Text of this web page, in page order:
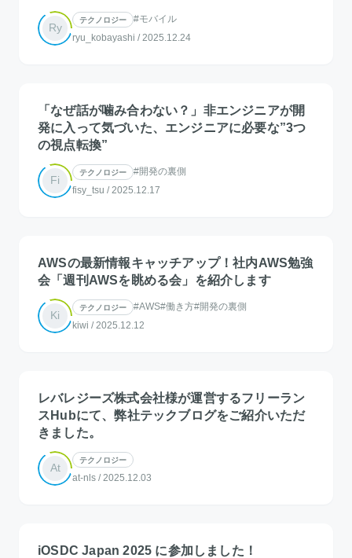
Ry
テクノロジー
#モバイル
ryu_kobayashi / 2025.12.24
「なぜ話が噛み合わない？」非エンジニアが開
発に入って気づいた、エンジニアに必要な”3つ
の視点転換”
Fi
テクノロジー
#開発の裏側
fisy_tsu / 2025.12.17
AWSの最新情報キャッチアップ！社内AWS勉強
会「週刊AWSを眺める会」を紹介します
Ki
テクノロジー #AWS#働き方#開発の裏側
kiwi / 2025.12.12
レバレジーズ株式会社様が運営するフリーラン
スHubにて、弊社テックブログをご紹介いただ
きました。
At
テクノロジー
at-nls / 2025.12.03
iOSDC Japan 2025 に参加しました！